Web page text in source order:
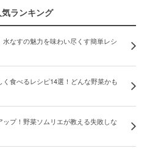
ランキング
なすの魅力を味わい尽くす簡単レシ
く食べるレシピ14選！どんな野菜かも
プ！野菜ソムリエが教える失敗しな